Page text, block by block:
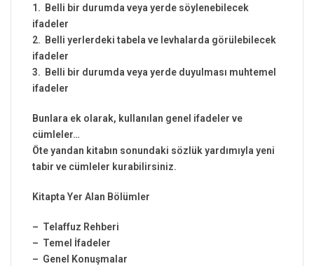
1. Belli bir durumda veya yerde söylenebilecek
ifadeler
2. Belli yerlerdeki tabela ve levhalarda görülebilecek
ifadeler
3. Belli bir durumda veya yerde duyulması muhtemel
ifadeler
Bunlara ek olarak, kullanılan genel ifadeler ve
cümleler…
Öte yandan kitabın sonundaki sözlük yardımıyla yeni
tabir ve cümleler kurabilirsiniz.
Kitapta Yer Alan Bölümler
– Telaffuz Rehberi
– Temel İfadeler
– Genel Konuşmalar